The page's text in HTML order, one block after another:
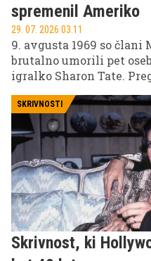
spremenil Ameriko
29. 07. 2026 03.11
9. avgusta 1969 so člani
brutalno umorili pet
igralko Sharon Tate.
zgodovini in motivacijo
SKRIVNOSTI
Skrivnost, ki